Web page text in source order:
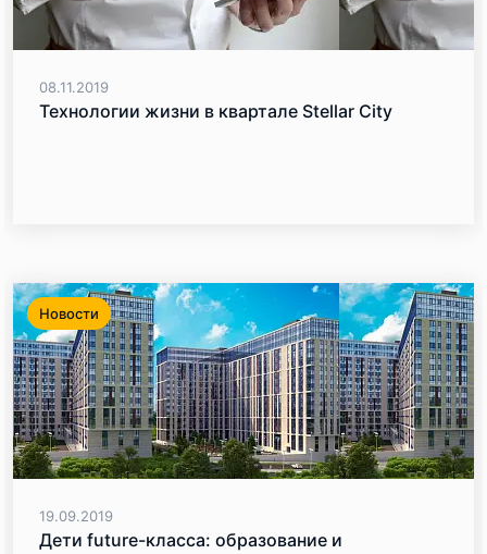
08.11.2019
Технологии жизни в квартале Stellar City
Новости
19.09.2019
Дети future-класса: образование и